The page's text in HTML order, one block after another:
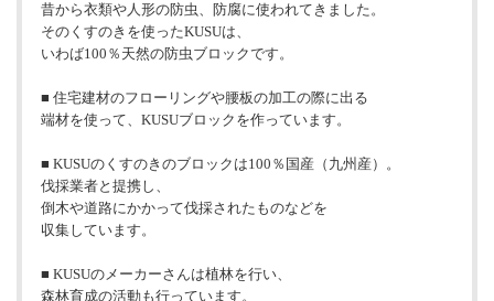
昔から衣類や人形の防虫、防腐に使われてきました。
そのくすのきを使ったKUSUは、
いわば100％天然の防虫ブロックです。
■ 住宅建材のフローリングや腰板の加工の際に出る
端材を使って、KUSUブロックを作っています。
■ KUSUのくすのきのブロックは100％国産（九州産）。
伐採業者と提携し、
倒木や道路にかかって伐採されたものなどを
収集しています。
■ KUSUのメーカーさんは植林を行い、
森林育成の活動も行っています。